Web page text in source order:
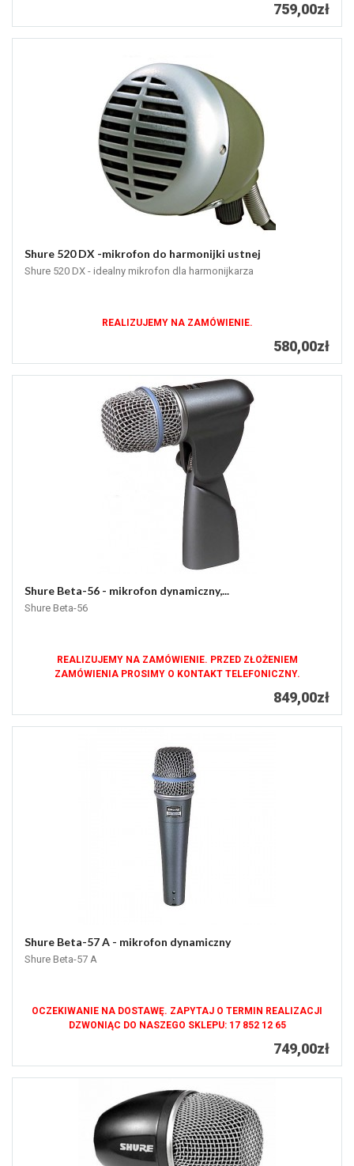
759,00zł
Shure 520 DX -mikrofon do harmonijki ustnej
Shure 520 DX - idealny mikrofon dla harmonijkarza
REALIZUJEMY NA ZAMÓWIENIE.
580,00zł
Shure Beta-56 - mikrofon dynamiczny,...
Shure Beta-56
REALIZUJEMY NA ZAMÓWIENIE. PRZED ZŁOŻENIEM
ZAMÓWIENIA PROSIMY O KONTAKT TELEFONICZNY.
849,00zł
Shure Beta-57 A - mikrofon dynamiczny
Shure Beta-57 A
OCZEKIWANIE NA DOSTAWĘ. ZAPYTAJ O TERMIN REALIZACJI
DZWONIĄC DO NASZEGO SKLEPU: 17 852 12 65
749,00zł